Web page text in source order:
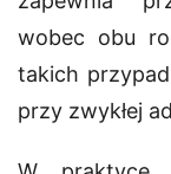
wobec obu
takich
przy zwykłej